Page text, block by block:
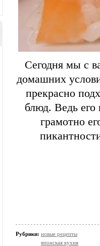
Сегодня мы с
домашних
прекрасно
блюд. Ведь его
грамотно
Рубрики: новые рецепты
японская кухня